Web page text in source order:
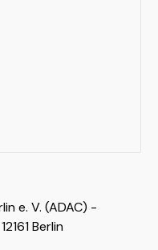
e. V. (ADAC) -
Berlin